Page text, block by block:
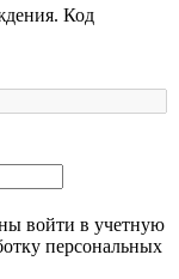
Код
войти в учетную
персональных